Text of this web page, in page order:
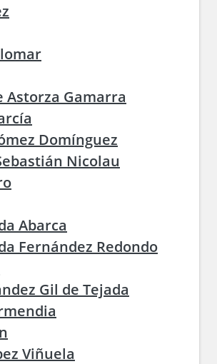
Astorza Gamarra
Domínguez
Nicolau
Abarca
Fernández Redondo
Gil de Tejada
Viñuela